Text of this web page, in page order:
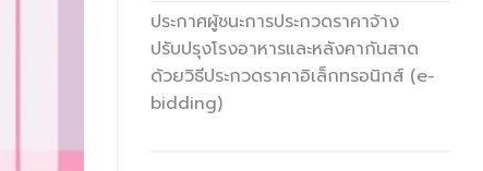
ประกาศผู้ชนะการประกวดราคาจ้าง
ปรับปรุงโรงอาหารและหลังคากันสาด
ด้วยวิธีประกวดราคาอิเล็กทรอนิกส์ (e-
bidding)